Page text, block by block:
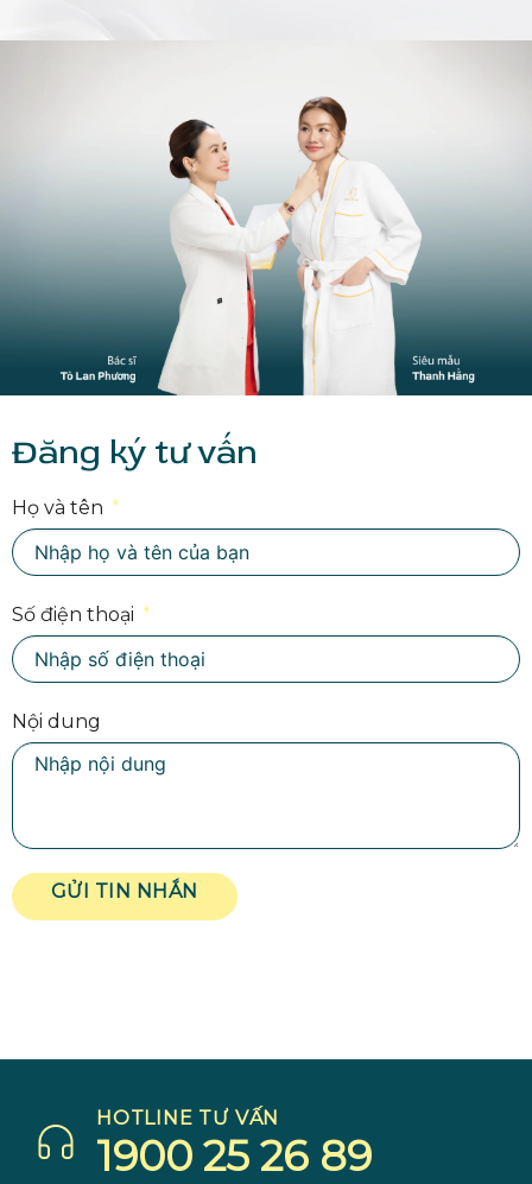
Đăng ký tư vấn
Họ và tên
Số điện thoại
Nội dung
GỬI TIN NHẮN
HOTLINE TƯ VẤN
1900 25 26 89